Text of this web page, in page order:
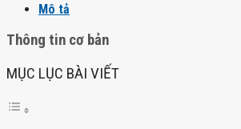
Mô tả
Thông tin cơ bản
MỤC LỤC BÀI VIẾT